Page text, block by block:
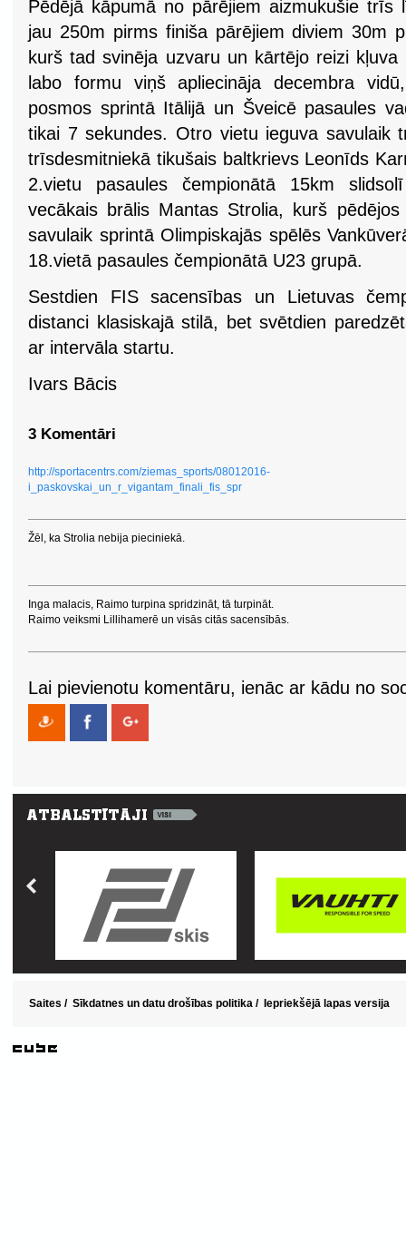
Pēdējā kāpumā no pārējiem aizmukušie
jau 250m pirms finiša pārējiem diviem 30m
kurš tad svinēja uzvaru un kārtējo reizi
labo formu viņš apliecināja decembra
posmos sprintā Itālijā un Šveicē pasaules
tikai 7 sekundes. Otro vietu ieguva savulaik
trīsdesmitniekā tikušais baltkrievs Leonīds
2.vietu pasaules čempionātā 15km
vecākais brālis Mantas Strolia, kurš
savulaik sprintā Olimpiskajās spēlēs
18.vietā pasaules čempionātā U23 grupā.
Sestdien FIS sacensības un Lietuvas
distanci klasiskajā stilā, bet svētdien
ar intervāla startu.
Ivars Bācis
3 Komentāri
http://sportacentrs.com/ziemas_sports/08012016-
i_paskovskai_un_r_vigantam_finali_fis_spr
Žēl, ka Strolia nebija pieciniekā.
Inga malacis, Raimo turpina spridzināt, tā turpināt.
Raimo veiksmi Lillihamerē un visās citās sacensībās.
Lai pievienotu komentāru, ienāc ar kādu no
Saites / Sīkdatnes un datu drošības politika / Iepriekšējā lapas versija